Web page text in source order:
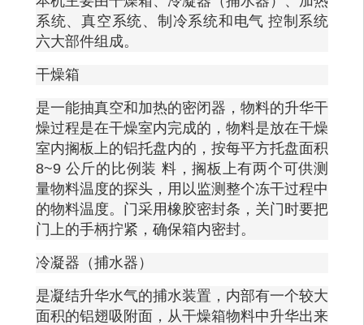
系统、真空系统、制冷系统和电气 控制系统
六大部件组成。
干燥箱
是一能抽真空和加热的密闭器，物料的升华干
燥过程是在干燥室内完成的，物料是放在干燥
室内搁板上的铝托盘内的，按每平方托盘面积
8~9 公斤的比例装 料，搁板上有两个可供测
量物料温度的探头，用以监测整个冻干过程中
的物料温度。门采用橡胶密封条，关门时要把
门上的手柄拧紧，确保箱内密封。
冷凝器（捕水器）
是凝结升华水气的捕水装置，内部有一个较大
面积的铝翅吸附面，从干燥箱物料中升华出来